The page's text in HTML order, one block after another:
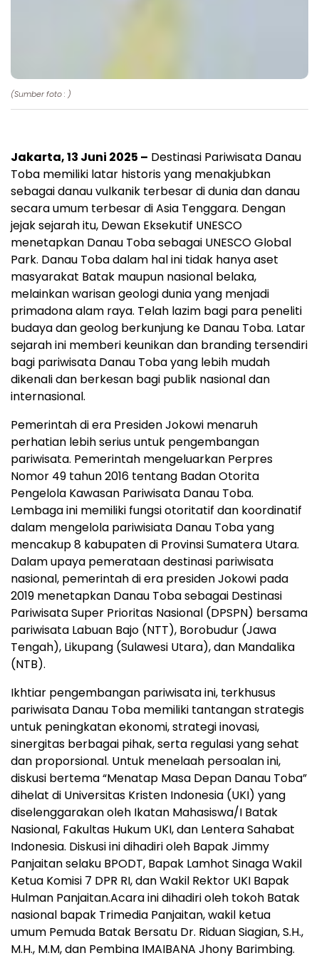
(Sumber foto : )
Jakarta, 13 Juni 2025 – Destinasi Pariwisata Danau
Toba memiliki latar historis yang menakjubkan
sebagai danau vulkanik terbesar di dunia dan danau
secara umum terbesar di Asia Tenggara. Dengan
jejak sejarah itu, Dewan Eksekutif UNESCO
menetapkan Danau Toba sebagai UNESCO Global
Park. Danau Toba dalam hal ini tidak hanya aset
masyarakat Batak maupun nasional belaka,
melainkan warisan geologi dunia yang menjadi
primadona alam raya. Telah lazim bagi para peneliti
budaya dan geolog berkunjung ke Danau Toba. Latar
sejarah ini memberi keunikan dan branding tersendiri
bagi pariwisata Danau Toba yang lebih mudah
dikenali dan berkesan bagi publik nasional dan
internasional.
Pemerintah di era Presiden Jokowi menaruh
perhatian lebih serius untuk pengembangan
pariwisata. Pemerintah mengeluarkan Perpres
Nomor 49 tahun 2016 tentang Badan Otorita
Pengelola Kawasan Pariwisata Danau Toba.
Lembaga ini memiliki fungsi otoritatif dan koordinatif
dalam mengelola pariwisiata Danau Toba yang
mencakup 8 kabupaten di Provinsi Sumatera Utara.
Dalam upaya pemerataan destinasi pariwisata
nasional, pemerintah di era presiden Jokowi pada
2019 menetapkan Danau Toba sebagai Destinasi
Pariwisata Super Prioritas Nasional (DPSPN) bersama
pariwisata Labuan Bajo (NTT), Borobudur (Jawa
Tengah), Likupang (Sulawesi Utara), dan Mandalika
(NTB).
Ikhtiar pengembangan pariwisata ini, terkhusus
pariwisata Danau Toba memiliki tantangan strategis
untuk peningkatan ekonomi, strategi inovasi,
sinergitas berbagai pihak, serta regulasi yang sehat
dan proporsional. Untuk menelaah persoalan ini,
diskusi bertema “Menatap Masa Depan Danau Toba”
dihelat di Universitas Kristen Indonesia (UKI) yang
diselenggarakan oleh Ikatan Mahasiswa/I Batak
Nasional, Fakultas Hukum UKI, dan Lentera Sahabat
Indonesia. Diskusi ini dihadiri oleh Bapak Jimmy
Panjaitan selaku BPODT, Bapak Lamhot Sinaga Wakil
Ketua Komisi 7 DPR RI, dan Wakil Rektor UKI Bapak
Hulman Panjaitan.Acara ini dihadiri oleh tokoh Batak
nasional bapak Trimedia Panjaitan, wakil ketua
umum Pemuda Batak Bersatu Dr. Riduan Siagian, S.H.,
M.H., M.M, dan Pembina IMAIBANA Jhony Barimbing.